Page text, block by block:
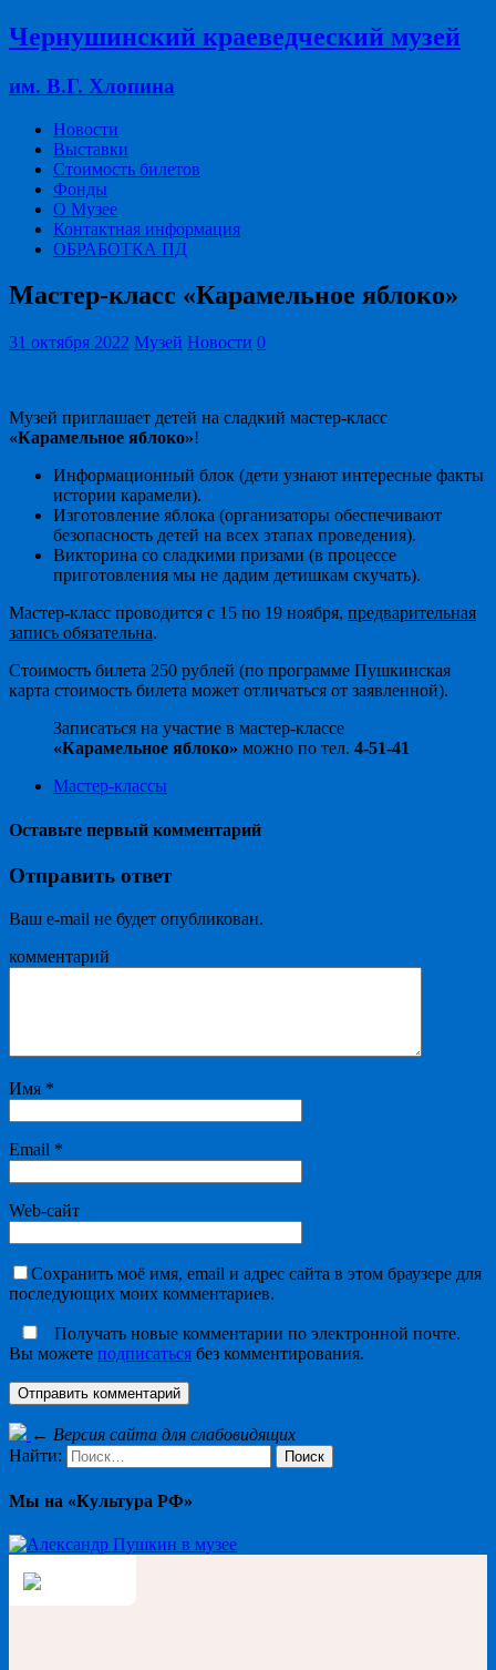
Чернушинский краеведческий музей
им. В.Г. Хлопина
Новости
Выставки
Стоимость билетов
Фонды
О Музее
Контактная информация
ОБРАБОТКА ПД
Мастер-класс «Карамельное яблоко»
31 октября 2022 Музей Новости 0
Музей приглашает детей на сладкий мастер-класс
«Карамельное яблоко»!
Информационный блок (дети узнают интересные факты
истории карамели).
Изготовление яблока (организаторы обеспечивают
безопасность детей на всех этапах проведения).
Викторина со сладкими призами (в процессе
приготовления мы не дадим детишкам скучать).
Мастер-класс проводится с 15 по 19 ноября, предварительная
запись обязательна.
Стоимость билета 250 рублей (по программе Пушкинская
карта стоимость билета может отличаться от заявленной).
Записаться на участие в мастер-классе
«Карамельное яблоко» можно по тел. 4-51-41
Мастер-классы
Оставьте первый комментарий
Отправить ответ
Ваш e-mail не будет опубликован.
комментарий
Имя *
Email *
Web-сайт
Сохранить моё имя, email и адрес сайта в этом браузере для
последующих моих комментариев.
Получать новые комментарии по электронной почте.
Вы можете подписаться без комментирования.
← Версия сайта для слабовидящих
Найти:
Мы на «Культура РФ»